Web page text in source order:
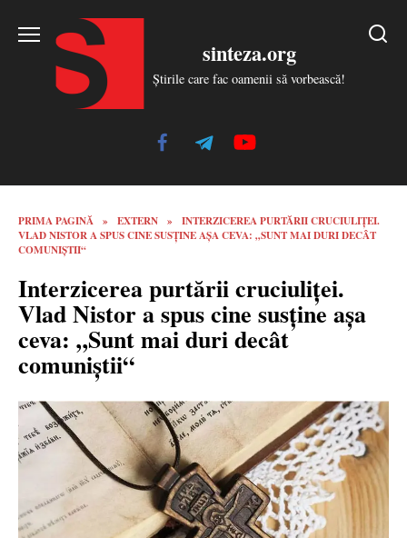
sinteza.org
Știrile care fac oamenii să vorbească!
PRIMA PAGINĂ » EXTERN »
INTERZICEREA PURTĂRII CRUCIULIȚEI.
VLAD NISTOR A SPUS CINE SUSȚINE AȘA CEVA: „SUNT MAI DURI DECÂT
COMUNIȘTII“
Interzicerea purtării cruciuliței.
Vlad Nistor a spus cine susține așa
ceva: „Sunt mai duri decât
comuniștii“